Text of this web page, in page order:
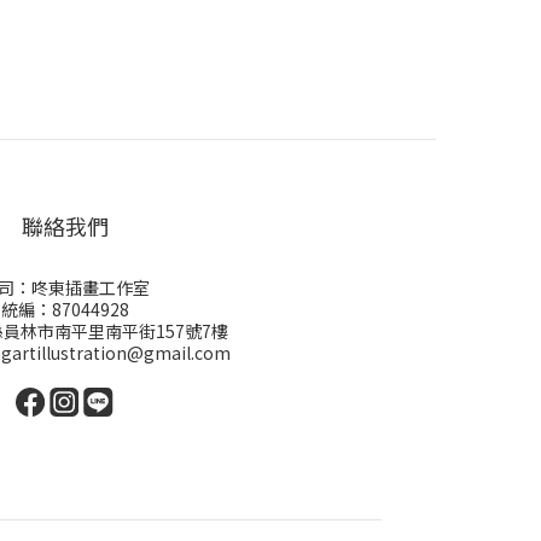
聯絡我們
：咚東插畫工作室
統編：87044928
林市南平里南平街157號7樓